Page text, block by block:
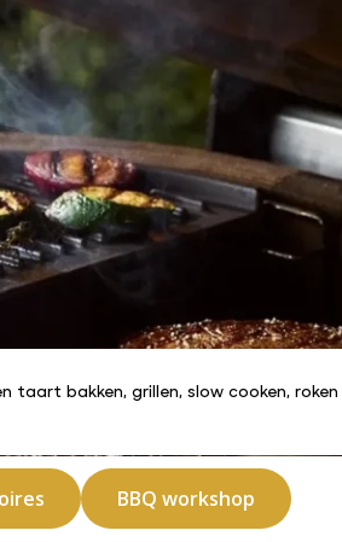
taart bakken, grillen, slow cooken,
BBQ workshop